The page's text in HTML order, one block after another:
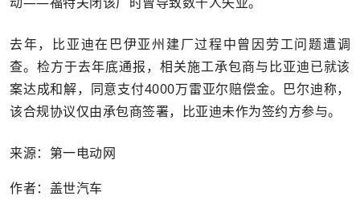
去年，比亚迪在巴伊亚州建厂过程中曾因劳工问题遭调
查。检方于去年底通报，相关施工承包商与比亚迪已就该
案达成和解，同意支付4000万雷亚尔赔偿金。巴尔迪称，
该合规协议仅由承包商签署，比亚迪未作为签约方参与。
来源：第一电动网
作者：盖世汽车